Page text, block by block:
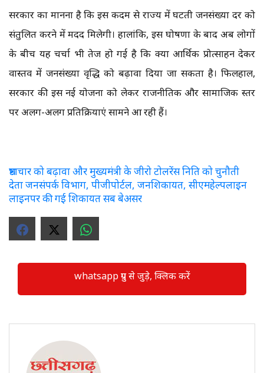
सरकार का मानना है कि इस कदम से राज्य में घटती जनसंख्या दर को
संतुलित करने में मदद मिलेगी। हालांकि, इस घोषणा के बाद अब लोगों
के बीच यह चर्चा भी तेज हो गई है कि क्या आर्थिक प्रोत्साहन देकर
वास्तव में जनसंख्या वृद्धि को बढ़ावा दिया जा सकता है। फिलहाल,
सरकार की इस नई योजना को लेकर राजनीतिक और सामाजिक स्तर
पर अलग-अलग प्रतिक्रियाएं सामने आ रही हैं।
भ्रष्टाचार को बढ़ावा और मुख्यमंत्री के जीरो टोलरेंस निति को चुनौती
देता जनसंपर्क विभाग, पीजीपोर्टल, जनशिकायत, सीएमहेल्पलाइन
लाइनपर की गई शिकायत सब बेअसर
whatsapp ग्रुप से जुड़े, क्लिक करें